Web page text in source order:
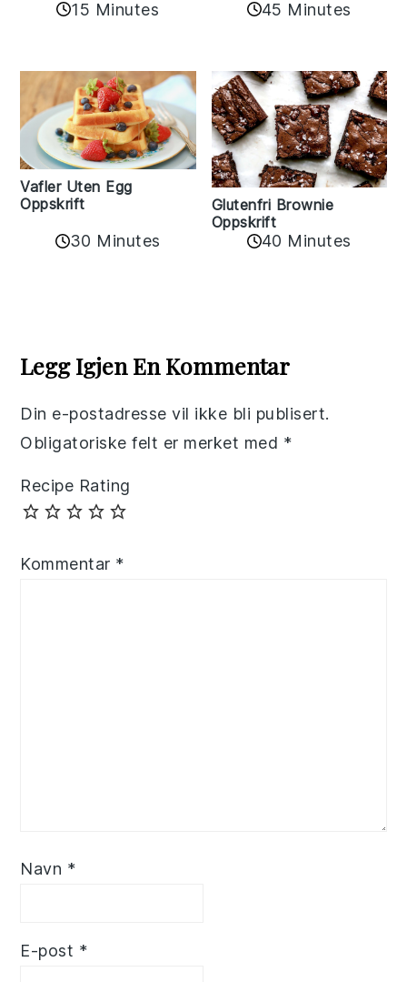
15 Minutes 45 Minutes
Vafler Uten Egg
Oppskrift
30 Minutes
Glutenfri Brownie
Oppskrift
40 Minutes
Interactions
Legg Igjen En Kommentar
Din e-postadresse vil ikke bli publisert.
Obligatoriske felt er merket med *
Recipe Rating
Kommentar *
Navn *
E-post *